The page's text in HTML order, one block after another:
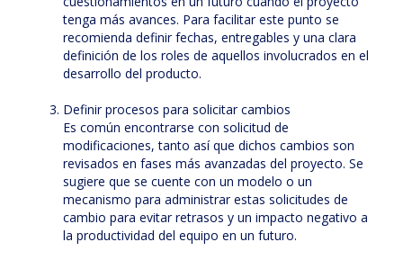
tenga más avances. Para facilitar este punto se
recomienda definir fechas, entregables y una clara
definición de los roles de aquellos involucrados en el
desarrollo del producto.
Definir procesos para solicitar cambios
Es común encontrarse con solicitud de
modificaciones, tanto así que dichos cambios son
revisados en fases más avanzadas del proyecto. Se
sugiere que se cuente con un modelo o un
mecanismo para administrar estas solicitudes de
cambio para evitar retrasos y un impacto negativo a
la productividad del equipo en un futuro.